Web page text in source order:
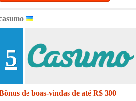
5
de boas-vindas de até R$ 300